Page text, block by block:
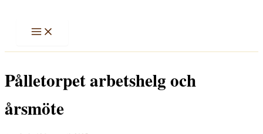
Pålletorpet arbetshelg och
årsmöte